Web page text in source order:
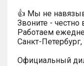
👍 Мы не
Звоните -
Работаем
Санкт-
Официальный